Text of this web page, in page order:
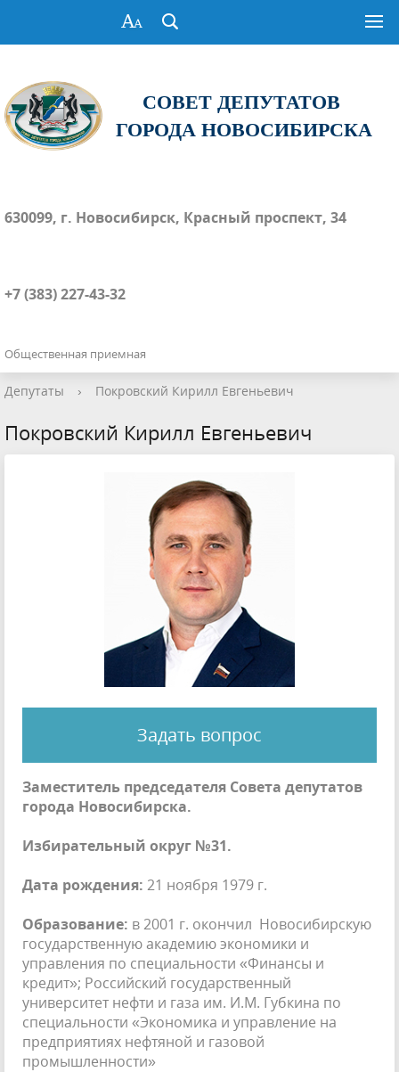
СОВЕТ ДЕПУТАТОВ
ГОРОДА НОВОСИБИРСКА
630099, г. Новосибирск, Красный проспект, 34
+7 (383) 227-43-32
Общественная приемная
Депутаты › Покровский Кирилл Евгеньевич
Покровский Кирилл Евгеньевич
Задать вопрос
Заместитель председателя Совета депутатов
города Новосибирска.
Избирательный округ №31.
Дата рождения: 21 ноября 1979 г.
Образование: в 2001 г. окончил Новосибирскую
государственную академию экономики и
управления по специальности «Финансы и
кредит»; Российский государственный
университет нефти и газа им. И.М. Губкина по
специальности «Экономика и управление на
предприятиях нефтяной и газовой
промышленности»